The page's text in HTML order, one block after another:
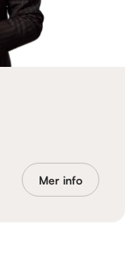
Mer info